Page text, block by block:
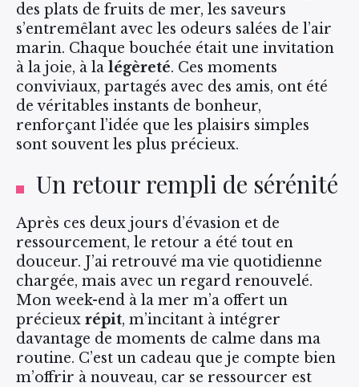
des plats de fruits de mer, les saveurs
s’entremêlant avec les odeurs salées de l’air
marin. Chaque bouchée était une invitation
à la joie, à la légèreté. Ces moments
conviviaux, partagés avec des amis, ont été
de véritables instants de bonheur,
renforçant l’idée que les plaisirs simples
sont souvent les plus précieux.
Un retour rempli de sérénité
Après ces deux jours d’évasion et de
ressourcement, le retour a été tout en
douceur. J’ai retrouvé ma vie quotidienne
chargée, mais avec un regard renouvelé.
Mon week-end à la mer m’a offert un
précieux répit, m’incitant à intégrer
davantage de moments de calme dans ma
routine. C’est un cadeau que je compte bien
m’offrir à nouveau, car se ressourcer est